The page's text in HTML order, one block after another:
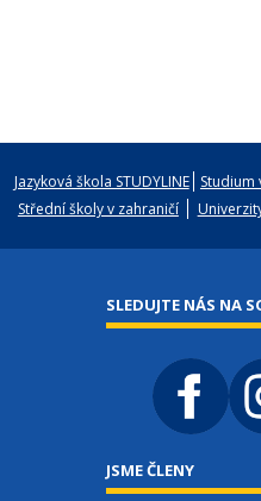
Jazyková škola STUDYLINE Studium
Střední školy v zahraničí
SLEDUJTE NÁS NA
JSME ČLENY